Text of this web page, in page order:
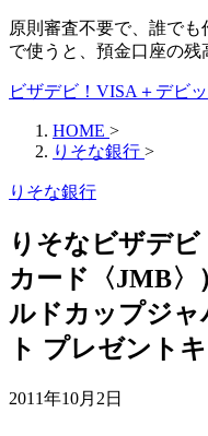
原則審査不要で、誰で
で使うと、預金口座の残
ビザデビ！VISA＋デビ
HOME >
りそな銀行 >
りそな銀行
りそなビザデビ
カード〈JMB〉
ルドカップジャ
ト プレゼント
2011年10月2日